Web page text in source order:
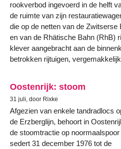
rookverbod ingevoerd in de helft
de ruimte van zijn
die op de netten van de
en van de Rhätische Bahn (RhB)
klever aangebracht aan de
betrokken rijtuigen,
Oostenrijk: stoom
31 juli, door Rixke
Afgezien van enkele tandradlocs
de Erzberglijn, behoort in
de stoomtractie op noormaalspoor
sedert 31 december 1976 tot de